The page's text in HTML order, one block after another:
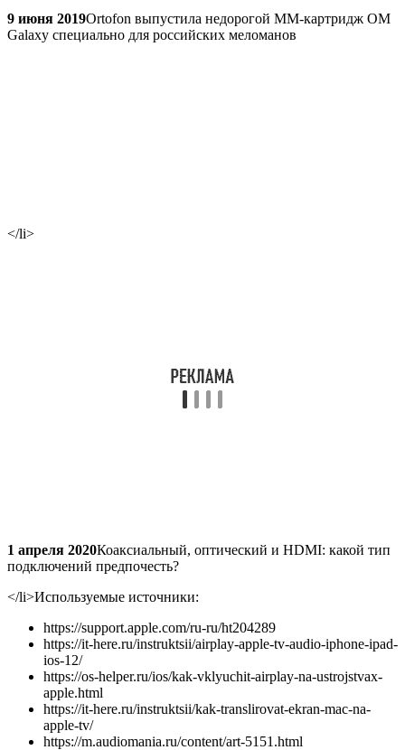
9 июня 2019Ortofon выпустила недорогой MM-картридж OM
Galaxy специально для российских меломанов
</li>
1 апреля 2020Коаксиальный, оптический и HDMI: какой тип
подключений предпочесть?
</li>Используемые источники:
https://support.apple.com/ru-ru/ht204289
https://it-here.ru/instruktsii/airplay-apple-tv-audio-iphone-ipad-
ios-12/
https://os-helper.ru/ios/kak-vklyuchit-airplay-na-ustrojstvax-
apple.html
https://it-here.ru/instruktsii/kak-translirovat-ekran-mac-na-
apple-tv/
https://m.audiomania.ru/content/art-5151.html